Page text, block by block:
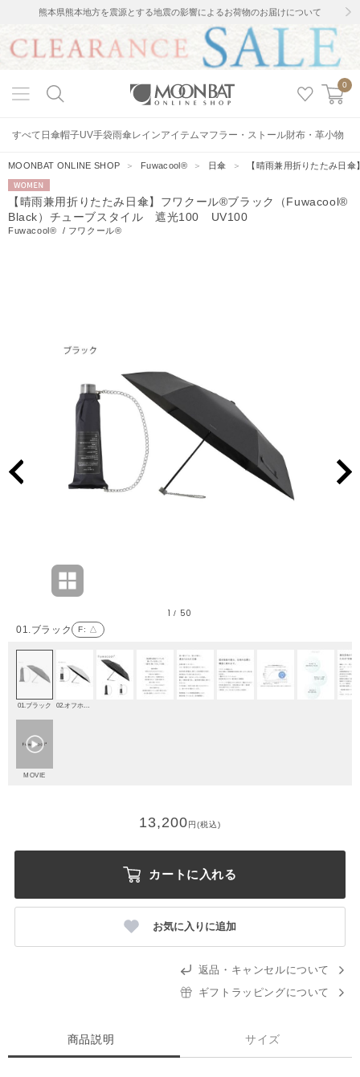
熊本県熊本地方を震源とする地震の影響によるお荷物のお届けについて
0
すべて 日傘帽子UV手袋雨傘レインアイテムマフラー・ストール財布・革小物
MOONBAT ONLINE SHOP ＞ Fuwacool® ＞ 日傘 ＞ 【晴雨兼用折りたたみ日
WOMEN
【晴雨兼用折りたたみ日傘】フワクール®ブラック（Fuwacool®
Black）チューブスタイル 遮光100 UV100
Fuwacool® / フワクール®
01.ブラック F: △
1 / 50
01.ブラック
MOVIE
13,200円(税込)
カートに入れる
お気に入りに追加
返品・キャンセルについて
ギフトラッピングについて
商品説明 サイズ